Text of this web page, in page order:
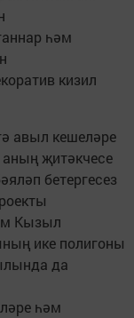
һәм
кизил
авыл кешеләре
җитәкчесе
бетергесез
Кызыл
ике полигоны
да
һәм